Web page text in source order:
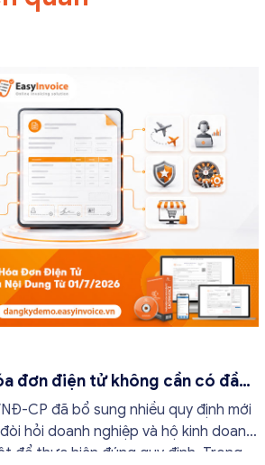
đơn điện tử không cần có đầy
7/2026
CP đã bổ sung nhiều quy định mới
hỏi doanh nghiệp và hộ kinh doanh
để thực hiện đúng quy định. Trong